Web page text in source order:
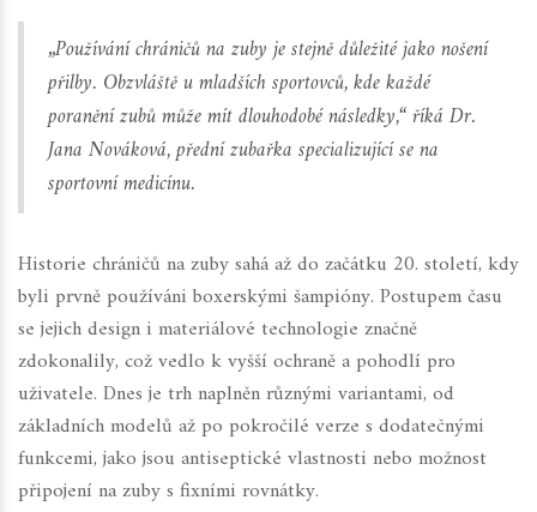
„Používání chráničů na zuby je stejně důležité jako nošení
přilby. Obzvláště u mladších sportovců, kde každé
poranění zubů může mít dlouhodobé následky,“ říká Dr.
Jana Nováková, přední zubařka specializující se na
sportovní medicínu.
Historie chráničů na zuby sahá až do začátku 20. století, kdy
byli prvně používáni boxerskými šampióny. Postupem času
se jejich design i materiálové technologie značně
zdokonalily, což vedlo k vyšší ochraně a pohodlí pro
uživatele. Dnes je trh naplněn různými variantami, od
základních modelů až po pokročilé verze s dodatečnými
funkcemi, jako jsou antiseptické vlastnosti nebo možnost
připojení na zuby s fixními rovnátky.